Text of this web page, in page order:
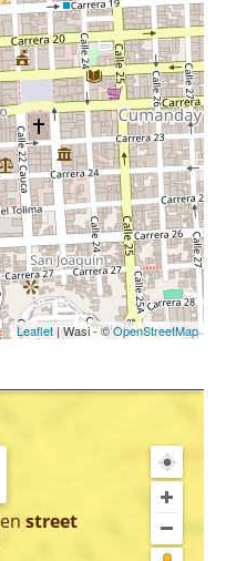
Leaflet| Wasi - ©OpenStreetMap
en street